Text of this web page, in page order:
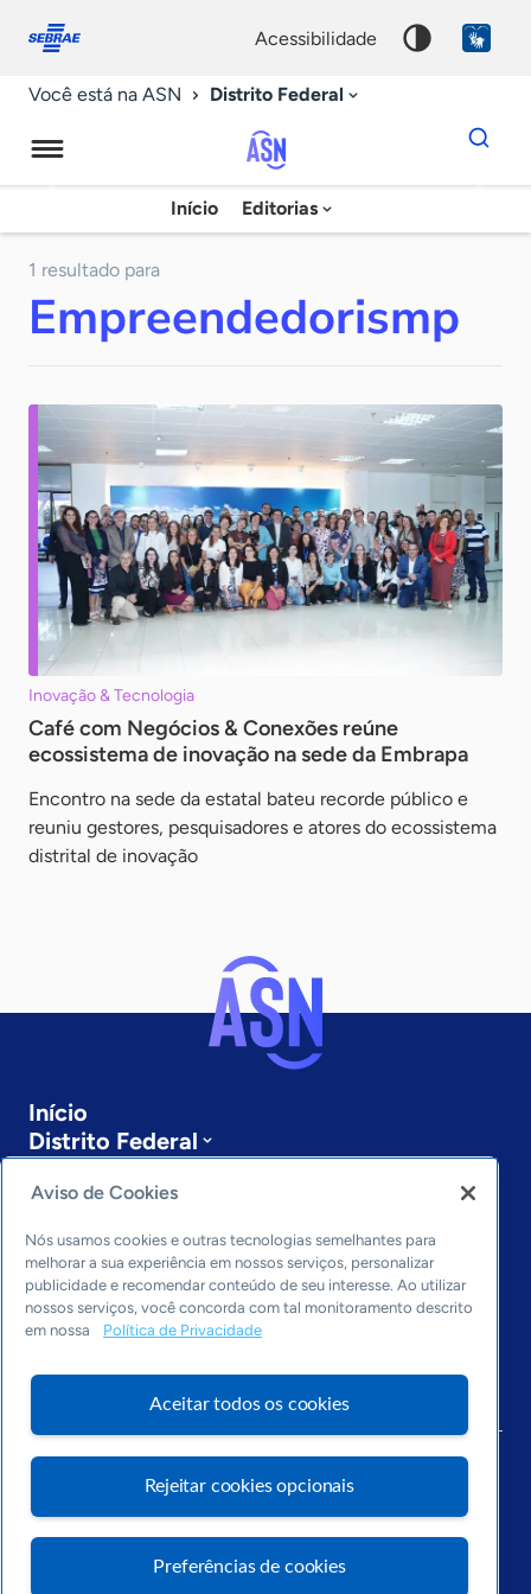
conosco
acessibilidade
Você está na ASN Distrito Federal
Agência
Sebrae
Notícias
Início Editorias
Dados
para
chave
1 resultado para
Empreendedorismp
Inovação & Tecnologia
Café com Negócios & Conexões reúne
ecossistema de inovação na sede da Embrapa
Encontro na sede da estatal bateu recorde público e
reuniu gestores, pesquisadores e atores do ecossistema
distrital de inovação
Início
Distrito Federal
Últimas notícias
Entre em contato
Editorias
Economia & Política
Inovação & Tecnologia
Dados
Visite o Portal Sebrae
Aviso de Cookies
Nós usamos cookies e outras tecnologias semelhantes para
melhorar a sua experiência em nossos serviços, personalizar
publicidade e recomendar conteúdo de seu interesse. Ao utilizar
nossos serviços, você concorda com tal monitoramento descrito
em nossa
Política de Privacidade
Aceitar todos os cookies
Rejeitar cookies opcionais
Preferências de cookies